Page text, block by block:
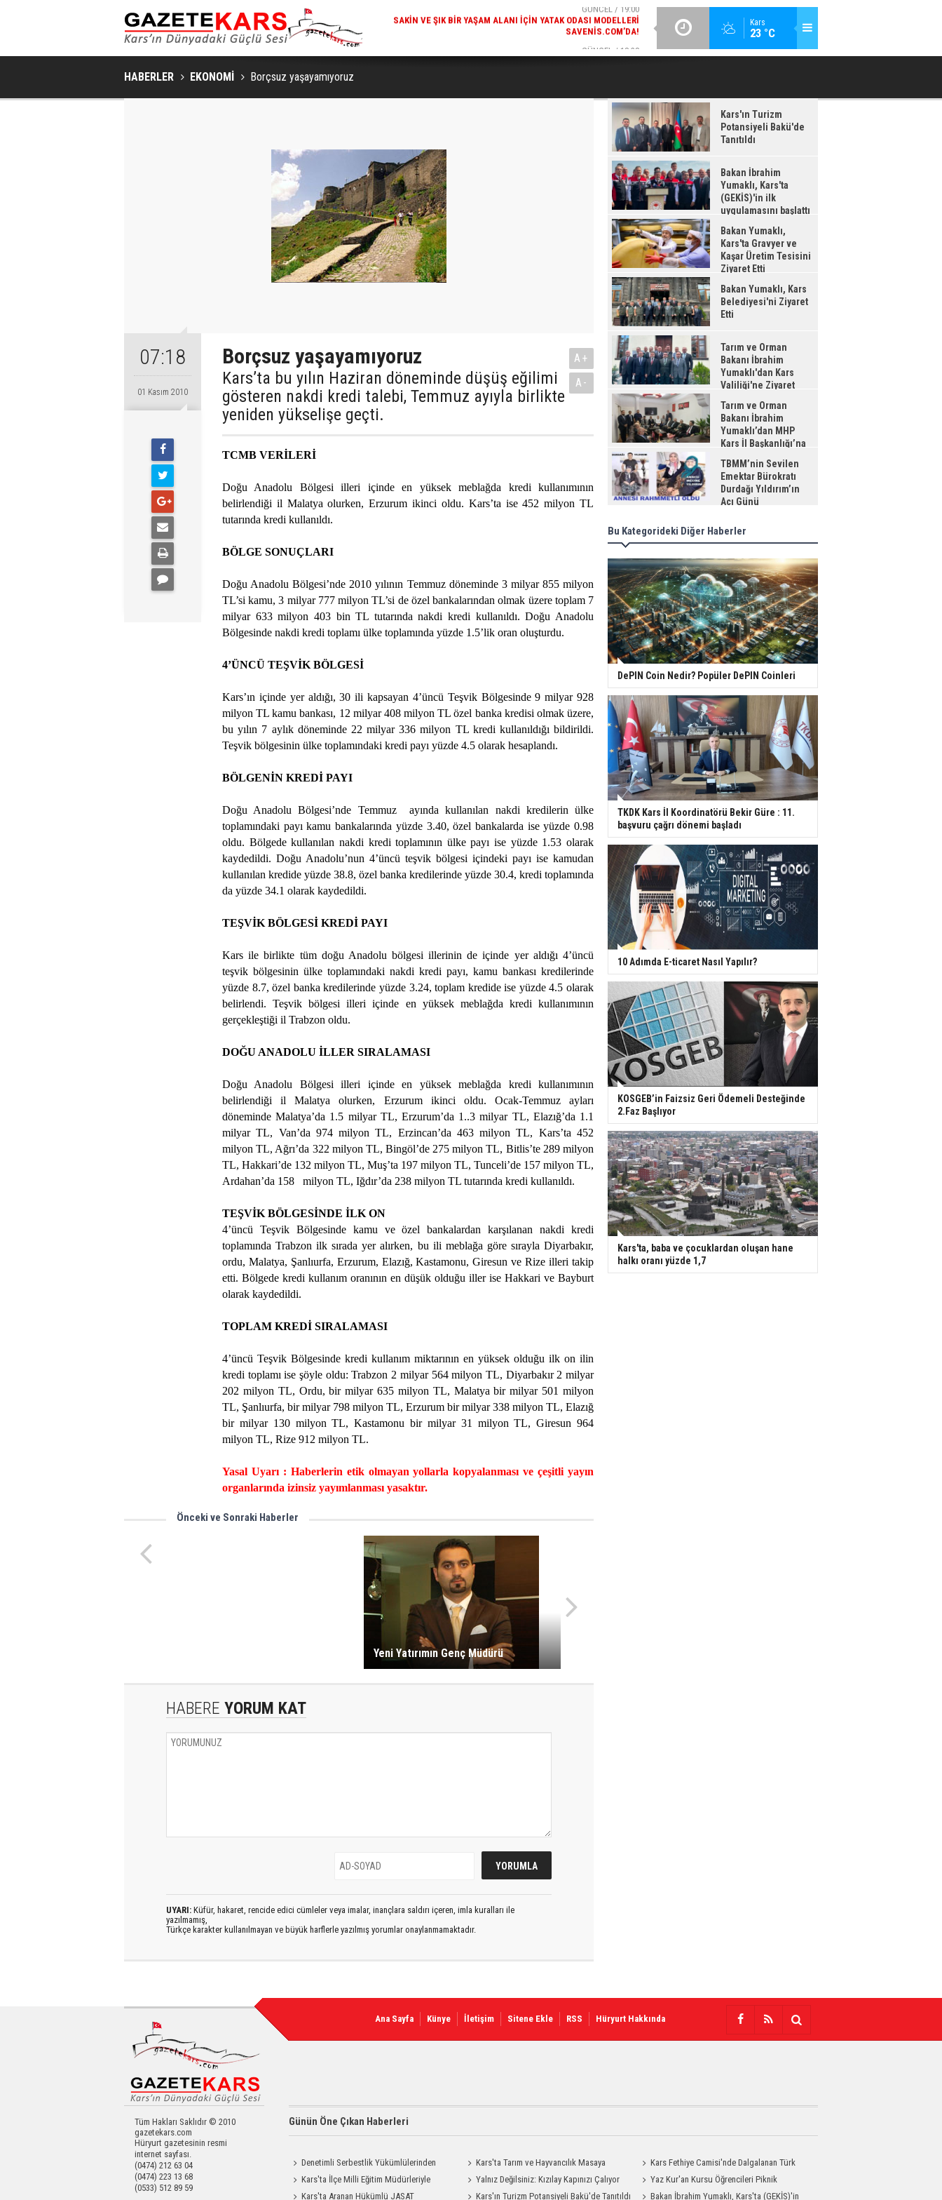
Kars
23 °C
GÜNCEL / 18:38
KARS'IN TURIZM POTANSIYELI BAKÜ'DE TANITILDI
BAKAN İBRAHIM YUMAKLI, KARS'TA (GEKİS)'IN ILK
HABERLER EKONOMİ Borçsuz yaşayamıyoruz
07:18
01 Kasım 2010
Borçsuz yaşayamıyoruz
Kars’ta bu yılın Haziran döneminde düşüş eğilimi
gösteren nakdi kredi talebi, Temmuz ayıyla birlikte
yeniden yükselişe geçti.
A+
A-
TCMB VERİLERİ
Doğu Anadolu Bölgesi illeri içinde en yüksek meblağda kredi kullanımının
belirlendiği il Malatya olurken, Erzurum ikinci oldu. Kars’ta ise 452 milyon TL
tutarında kredi kullanıldı.
BÖLGE SONUÇLARI
Doğu Anadolu Bölgesi’nde 2010 yılının Temmuz döneminde 3 milyar 855 milyon
TL’si kamu, 3 milyar 777 milyon TL’si de özel bankalarından olmak üzere toplam 7
milyar 633 milyon 403 bin TL tutarında nakdi kredi kullanıldı. Doğu Anadolu
Bölgesinde nakdi kredi toplamı ülke toplamında yüzde 1.5’lik oran oluşturdu.
4’ÜNCÜ TEŞVİK BÖLGESİ
Kars’ın içinde yer aldığı, 30 ili kapsayan 4’üncü Teşvik Bölgesinde 9 milyar 928
milyon TL kamu bankası, 12 milyar 408 milyon TL özel banka kredisi olmak üzere,
bu yılın 7 aylık döneminde 22 milyar 336 milyon TL kredi kullanıldığı bildirildi.
Teşvik bölgesinin ülke toplamındaki kredi payı yüzde 4.5 olarak hesaplandı.
BÖLGENİN KREDİ PAYI
Doğu Anadolu Bölgesi’nde Temmuz
ayında kullanılan nakdi kredilerin ülke
toplamındaki payı kamu bankalarında yüzde 3.40, özel bankalarda ise yüzde 0.98
oldu. Bölgede kullanılan nakdi kredi toplamının ülke payı ise yüzde 1.53 olarak
kaydedildi. Doğu Anadolu’nun 4’üncü teşvik bölgesi içindeki payı ise kamudan
kullanılan kredide yüzde 38.8, özel banka kredilerinde yüzde 30.4, kredi toplamında
da yüzde 34.1 olarak kaydedildi.
TEŞVİK BÖLGESİ KREDİ PAYI
Kars ile birlikte tüm doğu Anadolu bölgesi illerinin de içinde yer aldığı 4’üncü
teşvik bölgesinin ülke toplamındaki nakdi kredi payı, kamu bankası kredilerinde
yüzde 8.7, özel banka kredilerinde yüzde 3.24, toplam kredide ise yüzde 4.5 olarak
belirlendi. Teşvik bölgesi illeri içinde en yüksek meblağda kredi kullanımının
gerçekleştiği il Trabzon oldu.
DOĞU ANADOLU İLLER SIRALAMASI
Doğu Anadolu Bölgesi illeri içinde en yüksek meblağda kredi kullanımının
belirlendiği il Malatya olurken, Erzurum ikinci oldu. Ocak-Temmuz ayları
döneminde Malatya’da 1.5 milyar TL, Erzurum’da 1..3 milyar TL, Elazığ’da 1.1
milyar TL, Van’da 974 milyon TL, Erzincan’da 463 milyon TL, Kars’ta 452
milyon TL, Ağrı’da 322 milyon TL, Bingöl’de 275 milyon TL, Bitlis’te 289 milyon
TL, Hakkari’de 132 milyon TL, Muş’ta 197 milyon TL, Tunceli’de 157 milyon TL,
Ardahan’da 158
milyon TL, Iğdır’da 238 milyon TL tutarında kredi kullanıldı.
TEŞVİK BÖLGESİNDE İLK ON
4’üncü Teşvik Bölgesinde kamu ve özel bankalardan karşılanan nakdi kredi
toplamında Trabzon ilk sırada yer alırken, bu ili meblağa göre sırayla Diyarbakır,
ordu, Malatya, Şanlıurfa, Erzurum, Elazığ, Kastamonu, Giresun ve Rize illeri takip
etti. Bölgede kredi kullanım oranının en düşük olduğu iller ise Hakkari ve Bayburt
olarak kaydedildi.
TOPLAM KREDİ SIRALAMASI
4’üncü Teşvik Bölgesinde kredi kullanım miktarının en yüksek olduğu ilk on ilin
kredi toplamı ise şöyle oldu: Trabzon 2 milyar 564 milyon TL, Diyarbakır 2 milyar
202 milyon TL, Ordu, bir milyar 635 milyon TL, Malatya bir milyar 501 milyon
TL, Şanlıurfa, bir milyar 798 milyon TL, Erzurum bir milyar 338 milyon TL, Elazığ
bir milyar 130 milyon TL, Kastamonu bir milyar 31 milyon TL, Giresun 964
milyon TL, Rize 912 milyon TL.
Yasal Uyarı : Haberlerin etik olmayan yollarla kopyalanması ve çeşitli yayın
organlarında izinsiz yayımlanması yasaktır.
Önceki ve Sonraki Haberler
Vali Kara'nın Acı Günü
Yeni Yatırımın Genç Müdürü
HABERE YORUM KAT
UYARI: Küfür, hakaret, rencide edici cümleler veya imalar, inançlara saldırı içeren, imla kuralları ile
yazılmamış,
Türkçe karakter kullanılmayan ve büyük harflerle yazılmış yorumlar onaylanmamaktadır.
Kars'ın Turizm
Potansiyeli Bakü'de
Tanıtıldı
Bakan İbrahim
Yumaklı, Kars'ta
(GEKİS)'in ilk
uygulamasını başlattı
Bakan Yumaklı,
Kars'ta Gravyer ve
Kaşar Üretim Tesisini
Ziyaret Etti
Bakan Yumaklı, Kars
Belediyesi'ni Ziyaret
Etti
Tarım ve Orman
Bakanı İbrahim
Yumaklı'dan Kars
Valiliği'ne Ziyaret
Tarım ve Orman
Bakanı İbrahim
Yumaklı’dan MHP
Kars İl Başkanlığı’na
Ziyaret
TBMM’nin Sevilen
Emektar Bürokratı
Durdağı Yıldırım’ın
Acı Günü
Bu Kategorideki Diğer Haberler
DePIN Coin Nedir? Popüler DePIN Coinleri
TKDK Kars İl Koordinatörü Bekir Güre : 11.
başvuru çağrı dönemi başladı
10 Adımda E-ticaret Nasıl Yapılır?
KOSGEB’in Faizsiz Geri Ödemeli Desteğinde
2.Faz Başlıyor
Kars'ta, baba ve çocuklardan oluşan hane
halkı oranı yüzde 1,7
Ana Sayfa Künye İletişim Sitene Ekle RSS Hüryurt Hakkında
Tüm Hakları Saklıdır © 2010
gazetekars.com
Hüryurt gazetesinin resmi
internet sayfası.
(0474) 212 63 04
(0474) 223 13 68
(0533) 512 89 59
Günün Öne Çıkan Haberleri
Denetimli Serbestlik Yükümlülerinden
Okula Temizlik Desteği
Kars'ta Tarım ve Hayvancılık Masaya
Yatırıldı
Kars Fethiye Camisi'nde Dalgalanan Türk
Bayrağı Görenlerin Beğenisini Topladı
Kars'ta İlçe Milli Eğitim Müdürleriyle
Değerlendirme Toplantısı
Yalnız Değilsiniz: Kızılay Kapınızı Çalıyor
Yaz Kur'an Kursu Öğrencileri Piknik
Coşkusu Yaşadı
Kars'ta Aranan Hükümlü JASAT Kars'ın Turizm Potansiyeli Bakü'de Tanıtıldı Bakan İbrahim Yumaklı, Kars'ta (GEKİS)'in